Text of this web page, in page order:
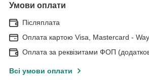
Умови оплати
Післяплата
Оплата картою Visa, Mastercard -
Оплата за реквізитами ФОП
Всі умови оплати